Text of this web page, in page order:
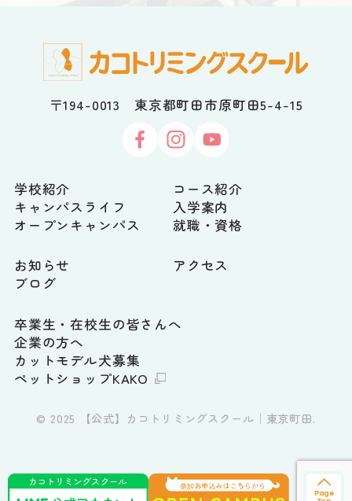
Page
〒194-0013 東京都町田市原町田5-4-15
学校紹介
コース紹介
キャンパスライフ
入学案内
オープンキャンパス
就職・資格
お知らせ
アクセス
ブログ
卒業生・在校生の皆さんへ
企業の方へ
カットモデル犬募集
ペットショップKAKO
© 2025 【公式】カコトリミングスクール｜東京町田.